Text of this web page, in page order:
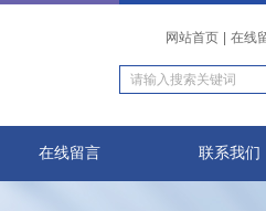
网站首页 在线
在线留言 联系我们